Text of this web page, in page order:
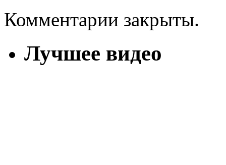
Комментарии закрыты.
Лучшее видео